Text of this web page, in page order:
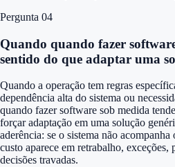
Pergunta 04
Quando quando fazer
sentido do que adaptar uma
Quando a operação tem regras
dependência alta do sistema ou
quando fazer software sob medida
forçar adaptação em uma solução
aderência: se o sistema não
custo aparece em retrabalho,
decisões travadas.